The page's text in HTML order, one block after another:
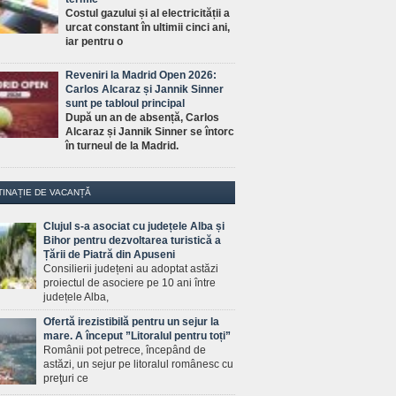
Costul gazului și al electricității a
urcat constant în ultimii cinci ani,
iar pentru o
Reveniri la Madrid Open 2026:
Carlos Alcaraz și Jannik Sinner
sunt pe tabloul principal
După un an de absență, Carlos
Alcaraz și Jannik Sinner se întorc
în turneul de la Madrid.
DE VACANȚĂ
Clujul s-a asociat cu județele Alba și
Bihor pentru dezvoltarea turistică a
Țării de Piatră din Apuseni
Consilierii județeni au adoptat astăzi
proiectul de asociere pe 10 ani între
județele Alba,
Ofertă irezistibilă pentru un sejur la
mare. A început ”Litoralul pentru toți”
Românii pot petrece, începând de
astăzi, un sejur pe litoralul românesc cu
preţuri ce